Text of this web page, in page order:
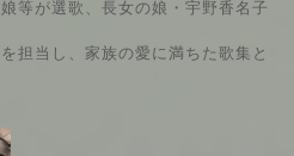
等が選歌、長女の娘・宇野香名子
担当し、家族の愛に満ちた歌集と